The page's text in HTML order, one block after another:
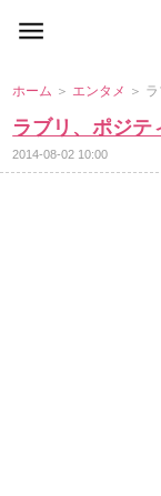
ホーム ＞ エンタメ ＞
ラブリ、ポジテ
2014-08-02 10:00